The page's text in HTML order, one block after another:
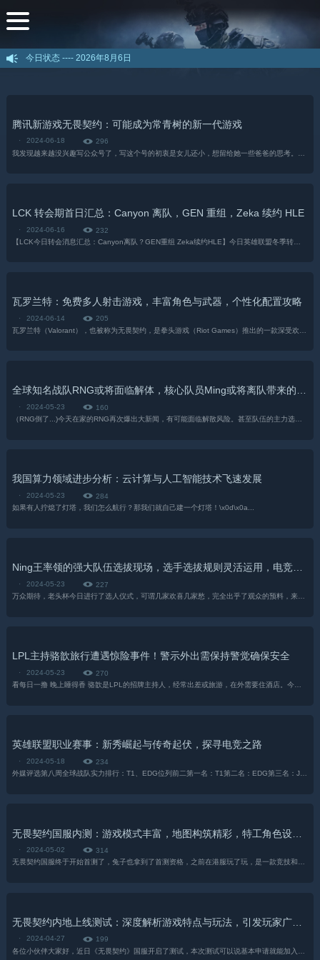
今日状态 ----2026年8月6日
腾讯新游戏无畏契约：可能成为常青树的新一代游戏
· 2024-06-18
296
LCK 转会期首日汇总：Canyon 离队，GEN 重组，Zeka 续约 HLE
· 2024-06-16
232
瓦罗兰特：免费多人射击游戏，丰富角色与武器，个性化配置攻略
· 2024-06-14
205
全球知名战队RNG或将面临解体，核心队员Ming或将离队带来的风险与不确定性
· 2024-05-23
160
我国算力领域进步分析：云计算与人工智能技术飞速发展
· 2024-05-23
284
如果有人拧熄了灯塔，我们怎么航行？那我们就自己建一个灯塔！\x0d\x0a​...
Ning王率领的强大队伍选拔现场，选手选拔规则灵活运用，电竞界期待的冠军球队
· 2024-05-23
227
LPL主持骆歆旅行遭遇惊险事件！警示外出需保持警觉确保安全
· 2024-05-23
270
看每日一撸 晚上睡得香 骆歆是LPL的招牌主持人，经常出差或旅游，在外需要住酒店。今日骆歆发博，...
英雄联盟职业赛事：新秀崛起与传奇起伏，探寻电竞之路
· 2024-05-18
234
外媒评选第八周全球战队实力排行：T1、EDG位列前二第一名：T1第二名：EDG第三名：JDG第四名：DK第五...
· 2024-05-02
314
无畏契约国服终于开始首测了，兔子也拿到了首测资格，之前在港服玩了玩，是一款竞技和娱乐兼备的射击游戏。国服相对...
· 2024-04-27
199